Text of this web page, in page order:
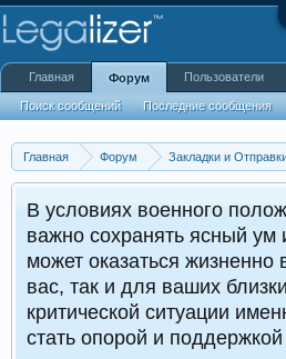
Главная Форум Закладки и
В условиях военного
важно сохранять ясный ум
может оказаться
вас, так и для ваших
критической ситуации
стать опорой и
Главная Форум
Поиск сообщений Последние сообщения
Пользователи